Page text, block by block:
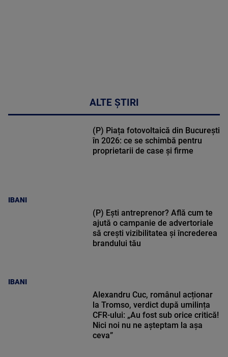
ALTE ȘTIRI
IBANI
(P) Piața fotovoltaică din București
în 2026: ce se schimbă pentru
proprietarii de case și firme
IBANI
(P) Ești antreprenor? Află cum te
ajută o campanie de advertoriale
să crești vizibilitatea și încrederea
brandului tău
Alexandru Cuc, românul acționar
la Tromso, verdict după umilința
CFR-ului: „Au fost sub orice critică!
Nici noi nu ne așteptam la așa
ceva”